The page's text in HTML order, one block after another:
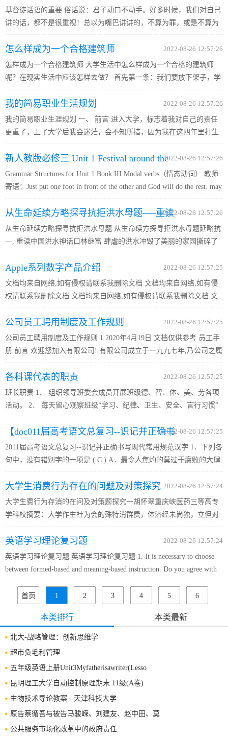
基督徒话语的重要 俗话说：君子动口不动手。好多时候，我们对自己
讲的话，都不是很重视！总以为嘴巴讲讲的，不算为罪，或是不算为
来背后批评论断，以为这样随口说说，没什么大不了！到底我们的...
怎么样成为一个合格建筑师 2022-08-26 12:57:26
怎样成为一个合格建筑师 大学生活中怎么样成为一个合格的建筑师
呢？在现实生活中应该怎样去做？ 首先第一条：我们要放下架子，学
我的简易职业生活规划 2022-08-26 12:57:26
我的简易职业生涯规划 一、 前言 进入大学，标志着我对自己的责任
更重了，上了大学后我会迷茫，会不知所措，因为我在这四年里打生
我真正认识自己，找到自己想做的事。 二、 我是谁 基本情况：...
新人教版必修三 Unit 1 Festival around the
world[语法情态动词
2022-08-26 12:57:26
Grammar Structures for Unit 1 Book III Modal verbs（情态动词） 教师
寄语：Just put one foot in front of the other and God will do the rest. may
may 与might的用法 3. w...
从生命延续方略探寻抗拒洪水母题──重读
中国洪水神话
2022-08-26 12:57:26
从生命延续方略探寻抗拒洪水母题 从生命续方探寻拒洪水母题延略抗
—, 重读中国洪水神话口林继富 肆虐的洪水冲毁了美丽的家园撕碎了
洪水抗争征服洪魔一。 , , 中只有一老姐对书生待之甚厚...
Apple系列数字产品介绍 2022-08-26 12:57:25
文档均来自网络,如有侵权请联系我删除文档 文档均来自网络,如有侵
权请联系我删除文档 文档均来自网络,如有侵权请联系我删除文档 文
请联系我删除文档 文档均来自网络,如有侵权请联系我删除文档...
公司员工聘用制度及工作规则 2022-08-26 12:57:25
公司员工聘用制度及工作规则 1 2020年4月19日 文档仅供参考 员工手
册 前言 欢迎您加入有限公司! 有限公司成立于一九九七年,乃公司之属
以为荣,发挥自己最大的工作潜能,更期望公司与您会有一...
各科课代表的职责 2022-08-26 12:57:25
班长职责 1． 组织领导班委会成员开展班级德、智、体、美、劳各项
活动。 2． 每天留心观察班级“学习、纪律、卫生、安全、言行习惯”
处理办法和效果。 3． 负责记载当天的出席情况，并及时调...
【doc011届高考语文总复习--识记并正确书
写现代常用规范汉字
2022-08-26 12:57:25
2011届高考语文总复习--识记并正确书写现代常用规范汉字 1．下列各
句中，没有错别字的一项是 ( C ) A．最令人焦灼的莫过于腐败的大肆
对是非善恶的无休止的冷漠和麻木之中。 B．四川省汶川八级...
大学生消费行为存在的问题及对策探究 2022-08-26 12:57:24
大学生费行为存消的在问及对策题探究一胡怀翠重庆峡医药三等高专
学科校摘要：大学作生社为会的殊特消群费，体济经未尚独，立但对
然大绝多数学生消大合理，费是但受不良风气因的影响素，在大学...
英语学习理论复习题 2022-08-26 12:57:24
英语学习理论复习题 英语学习理论复习题 1. It is necessary to choose
between formed-based and meaning-based instruction. Do you agree with
the two instructions. Fo...
首页 1 2 3 4 5 6
7
页
共12
本类排行 本类最新
北大-战略管理：创新思维学
超市负毛利管理
五年级英语上册Unit3Myfatherisawriter(Lesso
昆明理工大学自动控制原理期末 11级(A卷)
生物技术导论教案 - 天津科技大学
原告蔡循吾与被告马骏嵘、刘建友、赵中田、莫
公共服务市场化改革中的政府责任